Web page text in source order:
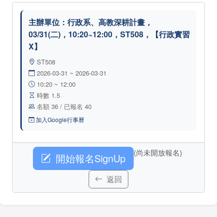
主辦單位：行政系、高教深耕計畫，
03/31(二)，10:20~12:00，ST508，【行政實習
X】
ST508
2026-03-31 ~ 2026-03-31
10:20 ~ 12:00
時數 1.5
名額 36 / 已報名 40
加入Google行事曆
開始報名SignUp (尚未開放報名)
返回